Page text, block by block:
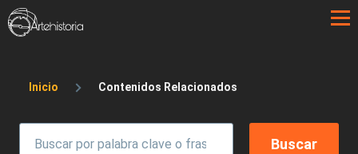
Pasar al contenido principal
Sobrescribir enlaces de ayuda a la
Inicio Contenidos Relacionados